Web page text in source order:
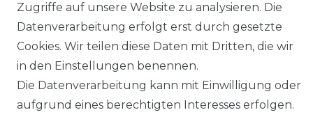
Zugriffe auf unsere Website zu analysieren. Die
Datenverarbeitung erfolgt erst durch gesetzte
Cookies. Wir teilen diese Daten mit Dritten, die wir
in den Einstellungen benennen.
Die Datenverarbeitung kann mit Einwilligung oder
aufgrund eines berechtigten Interesses erfolgen.